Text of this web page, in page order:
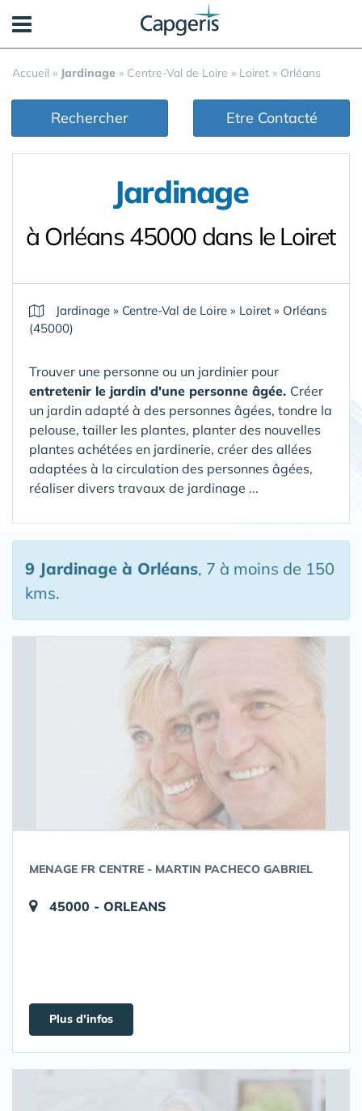
Accueil » Jardinage » Centre-Val de Loire » Loiret » Orléans
Rechercher Etre Contacté
Jardinage
à Orléans 45000 dans le Loiret
Jardinage » Centre-Val de Loire » Loiret » Orléans
(45000)
Trouver une personne ou un jardinier pour
entretenir le jardin d'une personne âgée. Créer
un jardin adapté à des personnes âgées, tondre la
pelouse, tailler les plantes, planter des nouvelles
plantes achétées en jardinerie, créer des allées
adaptées à la circulation des personnes âgées,
réaliser divers travaux de jardinage ...
9 Jardinage à Orléans, 7 à moins de 150
kms.
MENAGE FR CENTRE - MARTIN PACHECO GABRIEL
45000 - ORLEANS
Plus d'infos